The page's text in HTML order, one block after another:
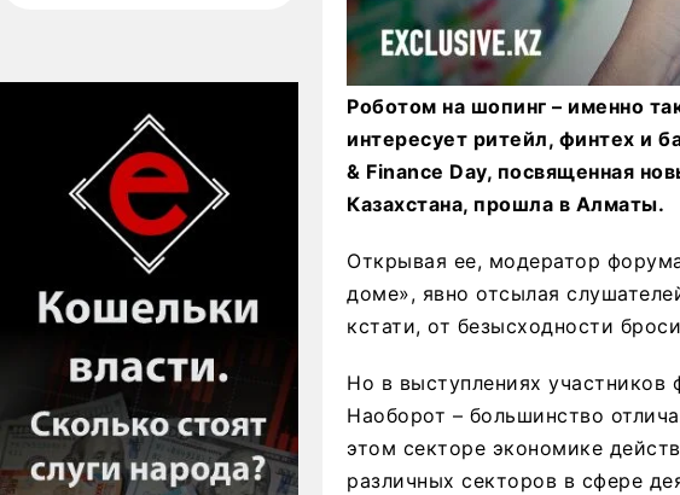
Роботом на шопинг – именно
интересует ритейл, финтех и
& Finance Day, посвященная
Казахстана, прошла в Алматы.
Открывая ее, модератор
доме», явно отсылая
кстати, от безысходности
Но в выступлениях участников
Наоборот – большинство
этом секторе экономике
различных секторов в сфере